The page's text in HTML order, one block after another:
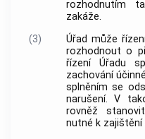
rozhodnutím
zakáže.
(3)
Úřad může
rozhodnout o
řízení Úřadu
zachování
splněním se
narušení. V
rovněž
nutné k